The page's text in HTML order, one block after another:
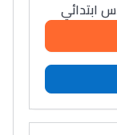
ابتدائي